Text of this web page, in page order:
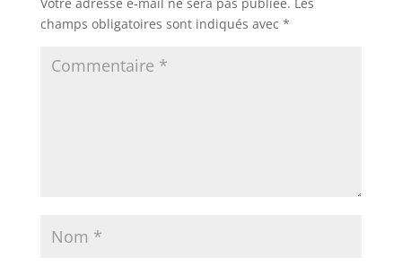
champs obligatoires sont indiqués avec *